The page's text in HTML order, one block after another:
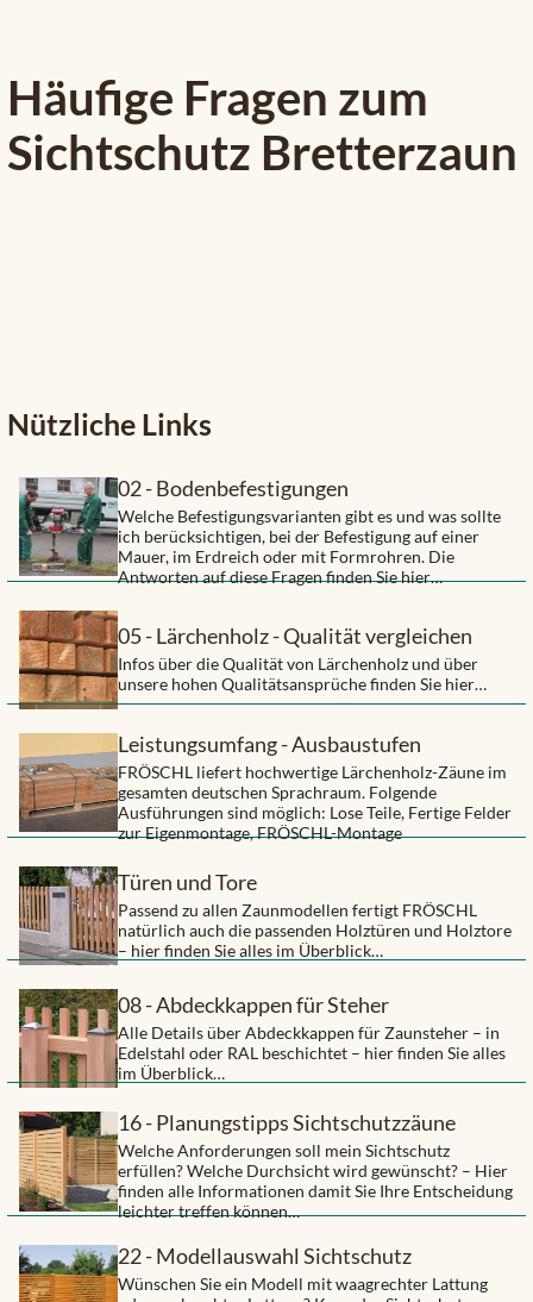
Häufige Fragen zum
Sichtschutz Bretterzaun
Nützliche Links
02 - Bodenbefestigungen
Welche Befestigungsvarianten gibt es und was sollte
ich berücksichtigen, bei der Befestigung auf einer
Mauer, im Erdreich oder mit Formrohren. Die
Antworten auf diese Fragen finden Sie hier…
05 - Lärchenholz - Qualität vergleichen
Infos über die Qualität von Lärchenholz und über
unsere hohen Qualitätsansprüche finden Sie hier…
Leistungsumfang - Ausbaustufen
FRÖSCHL liefert hochwertige Lärchenholz-Zäune im
gesamten deutschen Sprachraum. Folgende
Ausführungen sind möglich: Lose Teile, Fertige Felder
zur Eigenmontage, FRÖSCHL-Montage
Türen und Tore
Passend zu allen Zaunmodellen fertigt FRÖSCHL
natürlich auch die passenden Holztüren und Holztore
– hier finden Sie alles im Überblick…
08 - Abdeckkappen für Steher
Alle Details über Abdeckkappen für Zaunsteher – in
Edelstahl oder RAL beschichtet – hier finden Sie alles
im Überblick…
16 - Planungstipps Sichtschutzzäune
Welche Anforderungen soll mein Sichtschutz
erfüllen? Welche Durchsicht wird gewünscht? – Hier
finden alle Informationen damit Sie Ihre Entscheidung
leichter treffen können…
22 - Modellauswahl Sichtschutz
Wünschen Sie ein Modell mit waagrechter Lattung